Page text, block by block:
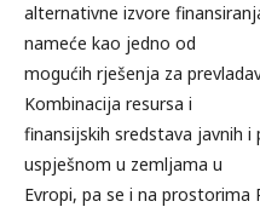
alternativne izvore
nameće kao jedno od
mogućih rješenja za
Kombinacija resursa i
finansijskih sredstava javnih
uspješnom u zemljama u
Evropi, pa se i na prostorima